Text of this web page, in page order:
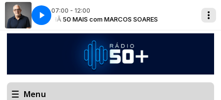
07:00 - 12:00
MANHÃ 50 MAIS com MARCOS SOARES MANHÃ
Menu